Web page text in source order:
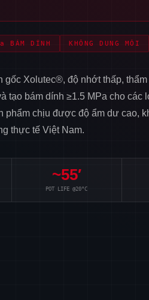
BÁM DÍNH KHÔNG DUNG MÔI
Xolutec®, độ nhớt thấp,
tạo bám dính ≥1.5 MPa cho các
chịu được độ ẩm dư cao,
thực tế Việt Nam.
~55′
POT LIFE @20°C